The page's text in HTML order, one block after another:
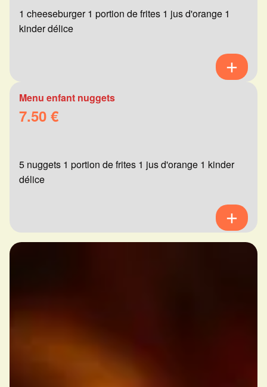
1 cheeseburger 1 portion de frites 1 jus d'orange 1
kinder délice
Menu enfant nuggets
7.50 €
5 nuggets 1 portion de frites 1 jus d'orange 1 kinder
délice